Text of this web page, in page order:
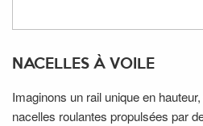
NACELLES À VOILE
Imaginons un rail unique en
nacelles roulantes propulsées par